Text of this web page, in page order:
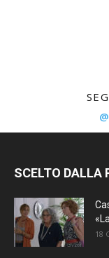
SCELTO DALLA
18